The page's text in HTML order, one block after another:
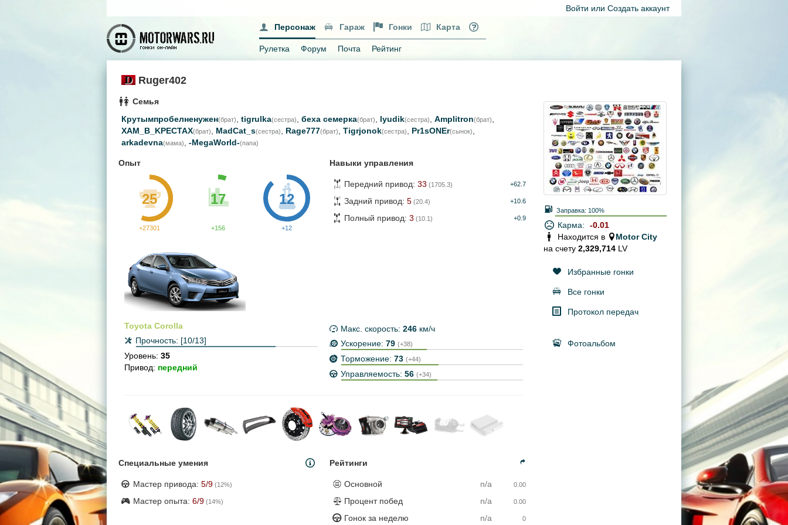
Войти или Создать аккаунт
Персонаж
Гараж Гонки Карта
Рулетка Форум Почта Рейтинг
Ruger402
Семья
Крутымпробелненужен(брат) tigrulka(сестра) беха семерка(брат) lyudik(сестра) Amplitron(брат)
XAM_B_KPECTAX(брат) MadCat_s(сестра) Rage777(брат) Tigrjonok(сестра) Pr1sONEr(сынок)
arkadevna(мама) -MegaWorld-(папа)
Опыт
25
+27301
17
+156
12
+12
Навыки управления
Передний привод: 33 (1705.3) +62.7
Задний привод: 5 (20.4) +10.6
Полный привод: 3 (10.1) +0.9
Toyota Corolla
Прочность: [10/13]
Уровень: 35
Привод: передний
Макс. скорость: 246 км/ч
Ускорение: 79 (+38)
Торможение: 73 (+44)
Управляемость: 56 (+34)
Специальные умения
Мастер привода: 5/9 (12%)
Мастер опыта: 6/9 (14%)
Рейтинги
Основной n/a 0.00
Процент побед n/a 0.00
Гонок за неделю n/a 0
Заправка: 100%
Карма:
-0.01
Находится в
Motor City
на счету 2,329,714 LV
Избранные гонки
Все гонки
Протокол передач
Фотоальбом